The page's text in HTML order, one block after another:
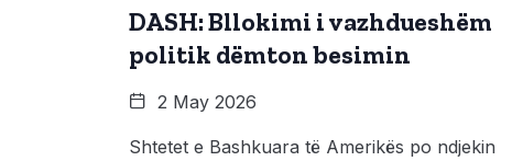
DASH: Bllokimi i vazhdueshëm
politik dëmton besimin
2 May 2026
Shtetet e Bashkuara të Amerikës po ndjekin